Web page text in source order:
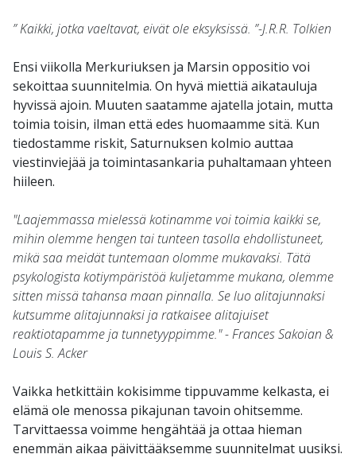
” Kaikki, jotka vaeltavat, eivät ole eksyksissä. ”-J.R.R. Tolkien
Ensi viikolla Merkuriuksen ja Marsin oppositio voi
sekoittaa suunnitelmia. On hyvä miettiä aikatauluja
hyvissä ajoin. Muuten saatamme ajatella jotain, mutta
toimia toisin, ilman että edes huomaamme sitä. Kun
tiedostamme riskit, Saturnuksen kolmio auttaa
viestinviejää ja toimintasankaria puhaltamaan yhteen
hiileen.
"Laajemmassa mielessä kotinamme voi toimia kaikki se,
mihin olemme hengen tai tunteen tasolla ehdollistuneet,
mikä saa meidät tuntemaan olomme mukavaksi. Tätä
psykologista kotiympäristöä kuljetamme mukana, olemme
sitten missä tahansa maan pinnalla. Se luo alitajunnaksi
kutsumme alitajunnaksi ja ratkaisee alitajuiset
reaktiotapamme ja tunnetyyppimme." - Frances Sakoian &
Louis S. Acker
Vaikka hetkittäin kokisimme tippuvamme kelkasta, ei
elämä ole menossa pikajunan tavoin ohitsemme.
Tarvittaessa voimme hengähtää ja ottaa hieman
enemmän aikaa päivittääksemme suunnitelmat uusiksi.